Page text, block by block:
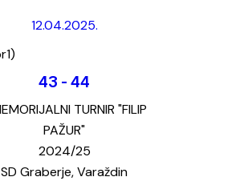
12.04.2025.
43 - 44
TURNIR "FILIP
PAŽUR"
2024/25
SD Graberje, Varaždin